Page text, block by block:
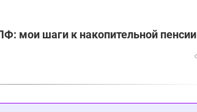
мои шаги к накопительной пенсии